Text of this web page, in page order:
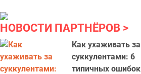
НОВОСТИ ПАРТНЁРОВ
Как ухаживать за
суккулентами: 6
типичных ошибок